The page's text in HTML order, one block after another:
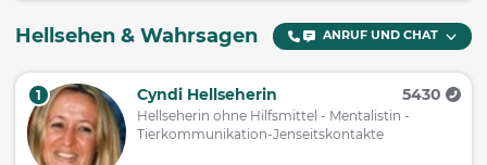
Hellsehen & Wahrsagen ANRUF UND CHAT
1 Cyndi Hellseherin 5430
Hellseherin ohne Hilfsmittel - Mentalistin -
Tierkommunikation-Jenseitskontakte